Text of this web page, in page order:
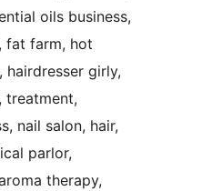
oils business,
fat farm, hot
hairdresser girly,
treatment,
nail salon, hair,
parlor,
therapy,